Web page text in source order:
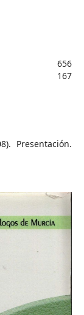
656
167
Presentación.